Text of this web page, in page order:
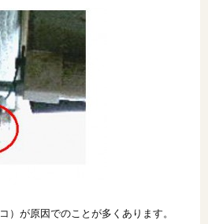
）が原因でのことが多くあります。